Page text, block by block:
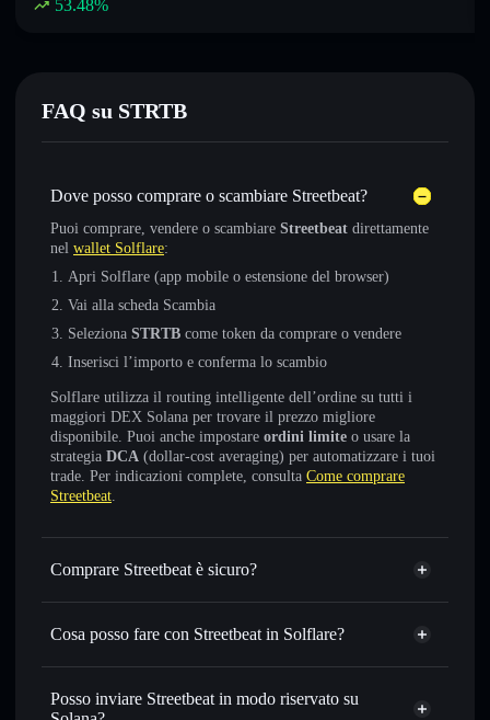
53.48%
FAQ su STRTB
Dove posso comprare o scambiare Streetbeat?
Puoi comprare, vendere o scambiare Streetbeat direttamente
nel wallet Solflare:
Apri Solflare (app mobile o estensione del browser)
Vai alla scheda Scambia
Seleziona STRTB come token da comprare o vendere
Inserisci l’importo e conferma lo scambio
Solflare utilizza il routing intelligente dell’ordine su tutti i
maggiori DEX Solana per trovare il prezzo migliore
disponibile. Puoi anche impostare ordini limite o usare la
strategia DCA (dollar-cost averaging) per automatizzare i tuoi
trade. Per indicazioni complete, consulta Come comprare
Streetbeat.
Comprare Streetbeat è sicuro?
Streetbeat non è verificato
Cosa posso fare con Streetbeat in Solflare?
Streetbeat
wallet Solflare
Scambiare istantaneamente— scambia STRTB in SOL,
USDC o in migliaia di altri token Solana al prezzo migliore
Posso inviare Streetbeat in modo riservato su